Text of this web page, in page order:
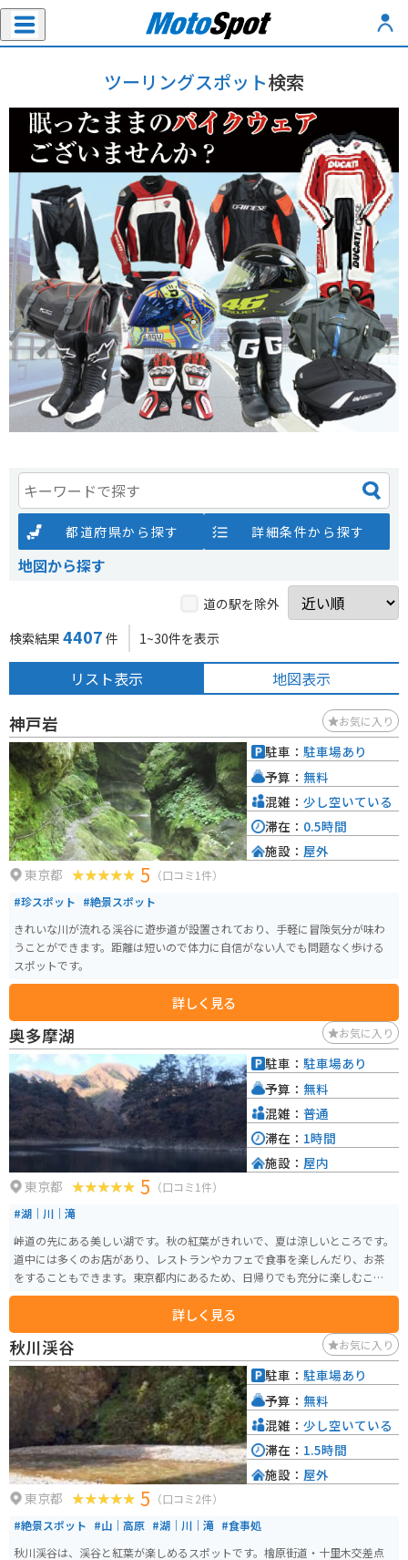
ツーリングスポット検索
都道府県から探す 詳細条件から探す
地図から探す
道の駅を除外
検索結果 4407 件 1~30件を表示
リスト表示 地図表示
神戸岩 お気に入り
東京都 5 （口コミ1件）
#珍スポット #絶景スポット
きれいな川が流れる渓谷に遊歩道が設置されており、手軽に冒険気分が味わ
うことができます。距離は短いので体力に自信がない人でも問題なく歩ける
スポットです。
詳しく見る
駐車： 駐車場あり
予算： 無料
混雑： 少し空いている
滞在： 0.5時間
施設： 屋外
奥多摩湖 お気に入り
東京都 5 （口コミ1件）
#湖｜川｜滝
峠道の先にある美しい湖です。秋の紅葉がきれいで、夏は涼しいところです。
道中には多くのお店があり、レストランやカフェで食事を楽しんだり、お茶
をすることもできます。東京都内にあるため、日帰りでも充分に楽しむこと
ができます。
詳しく見る
駐車： 駐車場あり
予算： 無料
混雑： 普通
滞在： 1時間
施設： 屋内
秋川渓谷 お気に入り
東京都 5 （口コミ2件）
#絶景スポット #山｜高原 #湖｜川｜滝 #食事処
秋川渓谷は、渓谷と紅葉が楽しめるスポットです。檜原街道・十里木交差点
駐車： 駐車場あり
予算： 無料
混雑： 少し空いている
滞在： 1.5時間
施設： 屋外